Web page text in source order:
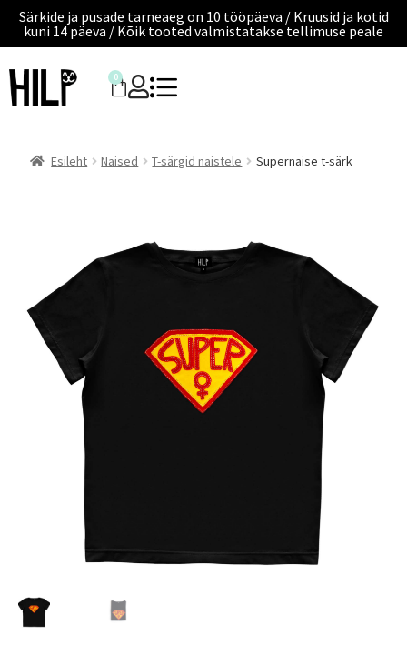
Särkide ja pusade tarneaeg on 10 tööpäeva / Kruusid ja kotid
kuni 14 päeva / Kõik tooted valmistatakse tellimuse peale
0
Esileht Naised T-särgid naistele Supernaise t-särk